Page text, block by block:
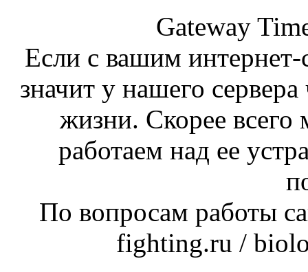
Gateway
Если с вашим интернет-
значит у нашего
жизни. Скорее
работаем над ее
По вопросам работы
fighting.ru /